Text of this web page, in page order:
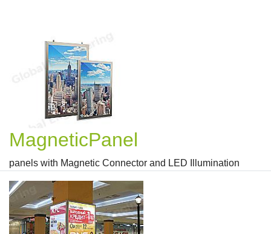
MagneticPanel
panels with Magnetic Connector and LED Illumination